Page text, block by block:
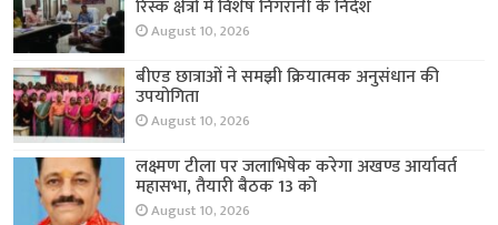
रिस्क क्षेत्रों में विशेष निगरानी के निर्देश
August 10, 2026
बीएड छात्राओं ने समझी क्रियात्मक अनुसंधान की
उपयोगिता
August 10, 2026
लक्ष्मण टीला पर जलाभिषेक करेगा अखण्ड आर्यावर्त
महासभा, तैयारी बैठक 13 को
August 10, 2026